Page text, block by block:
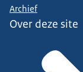
Archief
Over deze site